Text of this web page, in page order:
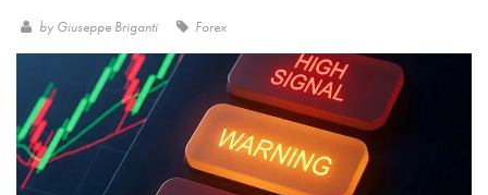
by Giuseppe Briganti Forex